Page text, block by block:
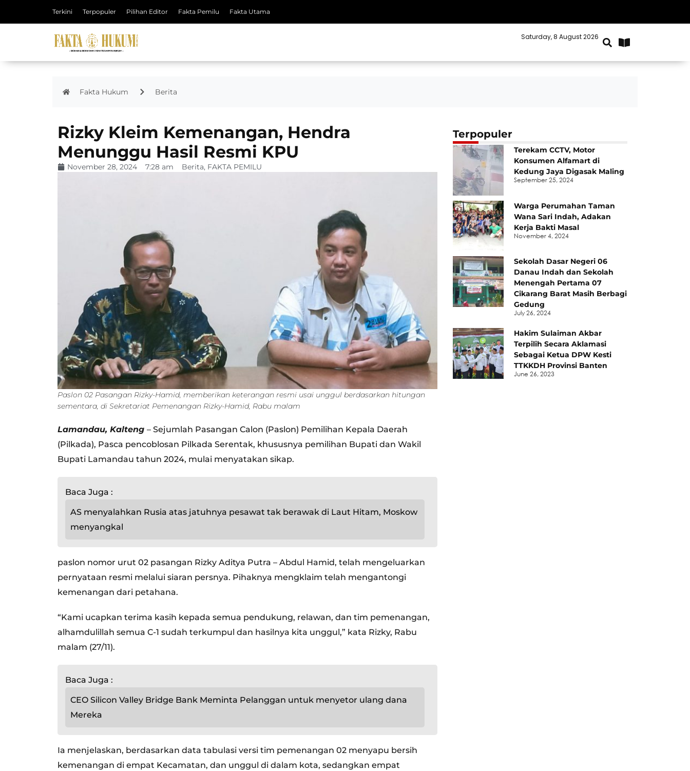
Terkini Terpopuler Pilihan Editor Fakta Pemilu Fakta Utama
Saturday, 8 August 2026
Fakta Hukum Berita
Rizky Kleim Kemenangan, Hendra
Menunggu Hasil Resmi KPU
November 28, 2024 7:28 am Berita, FAKTA PEMILU
Paslon 02 Pasangan Rizky-Hamid, memberikan keterangan resmi usai unggul berdasarkan hitungan
sementara, di Sekretariat Pemenangan Rizky-Hamid, Rabu malam
Lamandau, Kalteng – Sejumlah Pasangan Calon (Paslon) Pemilihan Kepala Daerah
(Pilkada), Pasca pencoblosan Pilkada Serentak, khususnya pemilihan Bupati dan Wakil
Bupati Lamandau tahun 2024, mulai menyatakan sikap.
Baca Juga :
AS menyalahkan Rusia atas jatuhnya pesawat tak berawak di Laut Hitam, Moskow
menyangkal
paslon nomor urut 02 pasangan Rizky Aditya Putra – Abdul Hamid, telah mengeluarkan
pernyataan resmi melalui siaran persnya. Pihaknya mengklaim telah mengantongi
kemenangan dari petahana.
“Kami ucapkan terima kasih kepada semua pendukung, relawan, dan tim pemenangan,
alhamdulillah semua C-1 sudah terkumpul dan hasilnya kita unggul,” kata Rizky, Rabu
malam (27/11).
Baca Juga :
CEO Silicon Valley Bridge Bank Meminta Pelanggan untuk menyetor ulang dana
Mereka
Ia menjelaskan, berdasarkan data tabulasi versi tim pemenangan 02 menyapu bersih
kemenangan di empat Kecamatan, dan unggul di dalam kota, sedangkan empat
Terpopuler
Terekam CCTV, Motor
Konsumen Alfamart di
Kedung Jaya Digasak Maling
September 25, 2024
Warga Perumahan Taman
Wana Sari Indah, Adakan
Kerja Bakti Masal
November 4, 2024
Sekolah Dasar Negeri 06
Danau Indah dan Sekolah
Menengah Pertama 07
Cikarang Barat Masih Berbagi
Gedung
July 26, 2024
Hakim Sulaiman Akbar
Terpilih Secara Aklamasi
Sebagai Ketua DPW Kesti
TTKKDH Provinsi Banten
June 26, 2023